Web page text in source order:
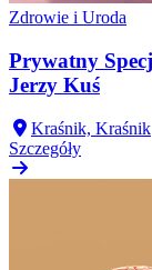
Zdrowie i Uroda
Prywatny
Jerzy Kuś
Kraśnik, Kraśnik
Szczegóły